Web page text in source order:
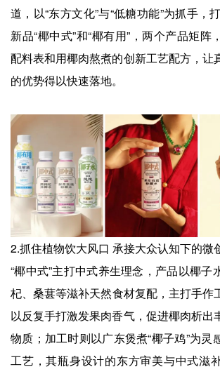
道，以“东方文化”与“低糖功能”为抓手，
新品“椰中式”和“椰有用”，两个产品矩阵
配料表和用椰肉熬煮的创新工艺配方，让
的优势得以快速落地。
2.抓住植物饮大风口 承接大众认知下的微
“椰中式”主打中式养生理念，产品以椰子
杞、桑葚等滋补天然食材复配，主打手
以反复手打激发果肉香气，促进椰肉析出
物质；加工时则以广东煲煮“椰子鸡”为灵
工艺，其瓶身设计的东方审美与中式滋